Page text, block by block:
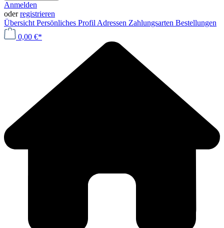
Anmelden
oderregistrieren
Übersicht Persönliches Profil Adressen Zahlungsarten Bestellungen
0,00 €*